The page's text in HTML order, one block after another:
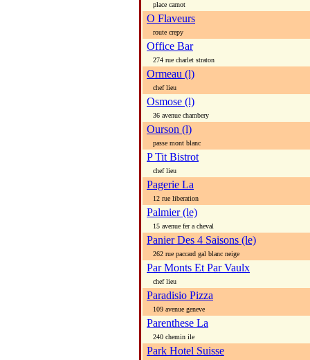
place carnot
O Flaveurs
route crepy
Office Bar
274 rue charlet straton
Ormeau (l)
chef lieu
Osmose (l)
36 avenue chambery
Ourson (l)
passe mont blanc
P Tit Bistrot
chef lieu
Pagerie La
12 rue liberation
Palmier (le)
15 avenue fer a cheval
Panier Des 4 Saisons (le)
262 rue paccard gal blanc neige
Par Monts Et Par Vaulx
chef lieu
Paradisio Pizza
109 avenue geneve
Parenthese La
240 chemin ile
Park Hotel Suisse